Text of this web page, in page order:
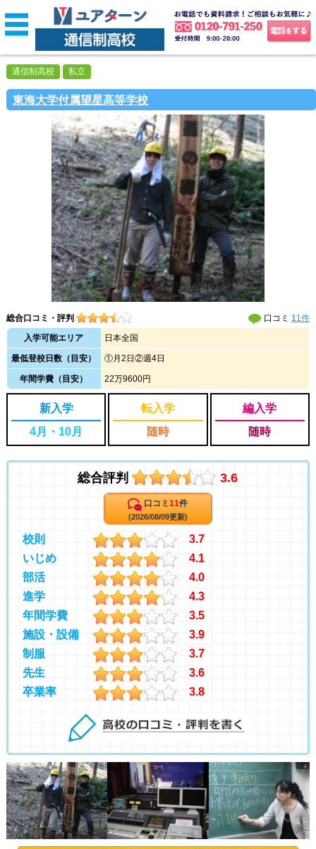
東海大学付属望星高等学校
通信制高校 私立
総合口コミ・評判 口コミ 11件
入学可能エリア
日本全国
最低登校日数（目安） ①月2日②週4日
年間学費（目安） 22万9600円
新入学
4月・10月
転入学
随時
編入学
随時
総合評判 3.6
口コミ11件
(2026/08/09更新)
校則
3.7
いじめ
4.1
部活
4.0
進学
4.3
年間学費
3.5
施設・設備
3.9
制服
3.7
先生
3.6
卒業率
3.8